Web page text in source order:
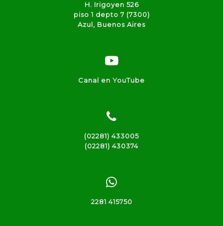
H. Irigoyen 526
piso 1 depto 7 (7300)
Azul, Buenos Aires
Canal en YouTube
(02281) 433005
(02281) 430374
2281 415750